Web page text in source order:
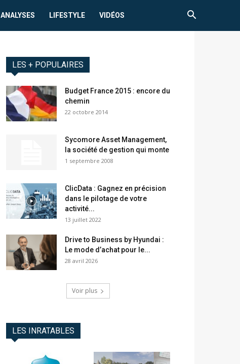
ANALYSES LIFESTYLE VIDÉOS
LES + POPULAIRES
Budget France 2015 : encore du
chemin
22 octobre 2014
Sycomore Asset Management,
la société de gestion qui monte
1 septembre 2008
ClicData : Gagnez en précision
dans le pilotage de votre
activité...
13 juillet 2022
Drive to Business by Hyundai :
Le mode d’achat pour le...
28 avril 2026
Voir plus
LES INRATABLES